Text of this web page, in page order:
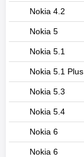
Nokia 4.2
Nokia 5
Nokia 5.1
Nokia 5.1 Plus
Nokia 5.3
Nokia 5.4
Nokia 6
Nokia 6